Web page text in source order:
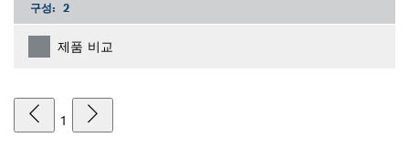
구성: 2
제품 비교
1